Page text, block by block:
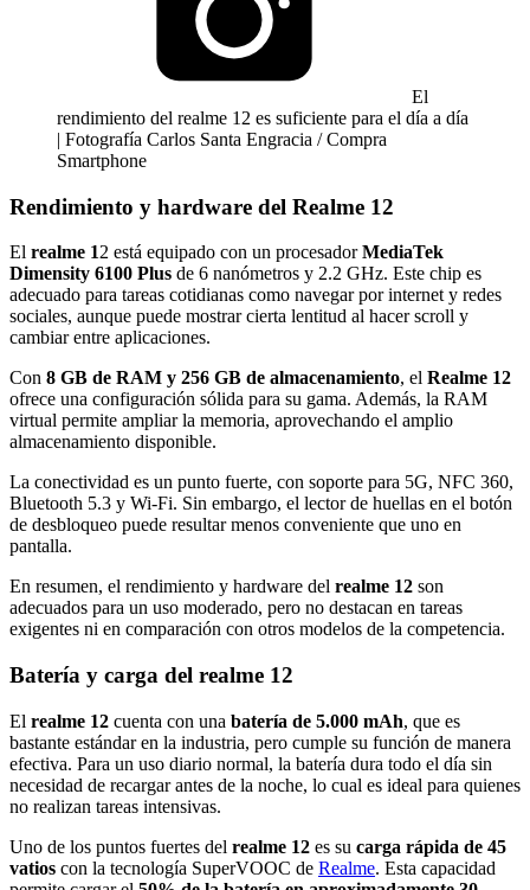
El
rendimiento del realme 12 es suficiente para el día a día
| Fotografía Carlos Santa Engracia / Compra
Smartphone
Rendimiento y hardware del Realme 12
El realme 12 está equipado con un procesadorMediaTek
Dimensity 6100 Plus de 6 nanómetros y 2.2 GHz. Este chip es
adecuado para tareas cotidianas como navegar por internet y redes
sociales, aunque puede mostrar cierta lentitud al hacer scroll y
cambiar entre aplicaciones.
Con 8 GB de RAM y 256 GB de almacenamiento, el Realme 12
ofrece una configuración sólida para su gama. Además, la RAM
virtual permite ampliar la memoria, aprovechando el amplio
almacenamiento disponible.
La conectividad es un punto fuerte, con soporte para 5G, NFC 360,
Bluetooth 5.3 y Wi-Fi. Sin embargo, el lector de huellas en el botón
de desbloqueo puede resultar menos conveniente que uno en
pantalla.
En resumen, el rendimiento y hardware del realme 12 son
adecuados para un uso moderado, pero no destacan en tareas
exigentes ni en comparación con otros modelos de la competencia.
Batería y carga del realme 12
El realme 12 cuenta con una batería de 5.000 mAh, que es
bastante estándar en la industria, pero cumple su función de manera
efectiva. Para un uso diario normal, la batería dura todo el día sin
necesidad de recargar antes de la noche, lo cual es ideal para quienes
no realizan tareas intensivas.
Uno de los puntos fuertes del realme 12 es su carga rápida de 45
vatios con la tecnología SuperVOOC de Realme. Esta capacidad